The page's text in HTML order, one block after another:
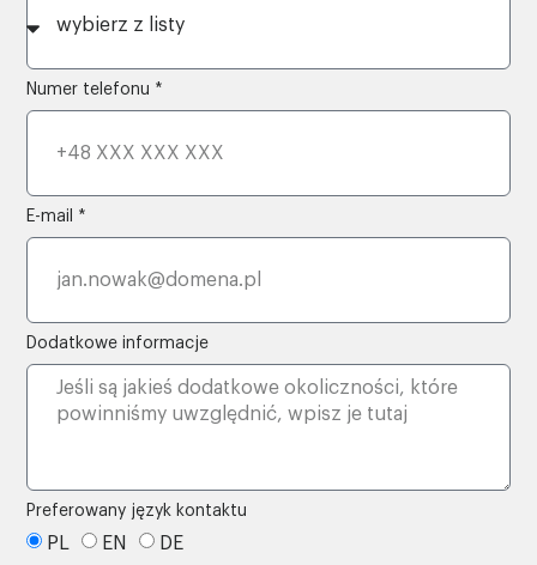
Numer telefonu *
E-mail *
Dodatkowe informacje
Preferowany język kontaktu
PL EN DE